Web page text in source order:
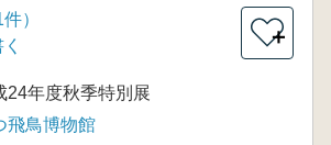
件）
＋
24年度秋季特別展
飛鳥博物館